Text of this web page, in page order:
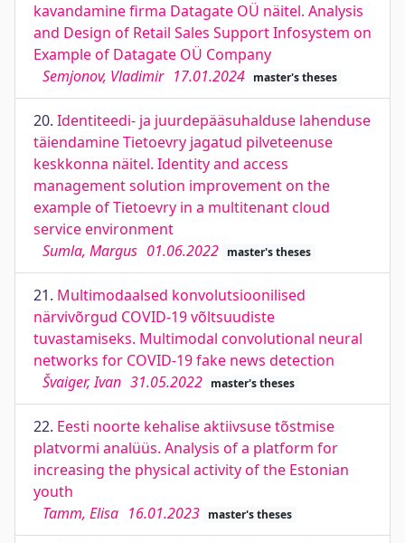
kavandamine firma Datagate OÜ näitel. Analysis
and Design of Retail Sales Support Infosystem on
Example of Datagate OÜ Company
Semjonov, Vladimir 17.01.2024 master's theses
20. Identiteedi- ja juurdepääsuhalduse lahenduse
täiendamine Tietoevry jagatud pilveteenuse
keskkonna näitel. Identity and access
management solution improvement on the
example of Tietoevry in a multitenant cloud
service environment
Sumla, Margus 01.06.2022 master's theses
21. Multimodaalsed konvolutsioonilised
närvivõrgud COVID-19 võltsuudiste
tuvastamiseks. Multimodal convolutional neural
networks for COVID-19 fake news detection
Švaiger, Ivan 31.05.2022 master's theses
22. Eesti noorte kehalise aktiivsuse tõstmise
platvormi analüüs. Analysis of a platform for
increasing the physical activity of the Estonian
youth
Tamm, Elisa 16.01.2023 master's theses